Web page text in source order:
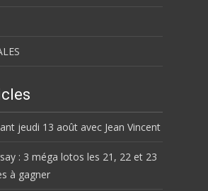
jeudi 13 août avec Jean Vincent
: 3 méga lotos les 21, 22 et 23
à gagner